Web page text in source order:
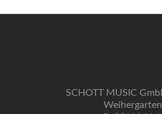
SCHOTT MUSIC